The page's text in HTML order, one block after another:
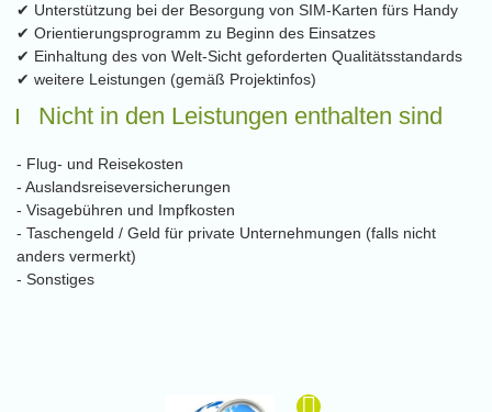
✔ Unterstützung bei der Besorgung von SIM-Karten fürs Handy
✔ Orientierungsprogramm zu Beginn des Einsatzes
✔ Einhaltung des von Welt-Sicht geforderten Qualitätsstandards
✔ weitere Leistungen (gemäß Projektinfos)
Nicht in den Leistungen enthalten sind
- Flug- und Reisekosten
- Auslandsreiseversicherungen
- Visagebühren und Impfkosten
- Taschengeld / Geld für private Unternehmungen (falls nicht
anders vermerkt)
- Sonstiges